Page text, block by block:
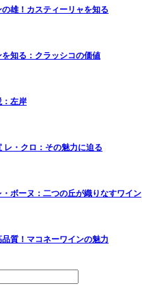
雄！カスティーリャを知る
知る：クラッシコの価値
：左岸
レ・クロ：その魅力に迫る
ボーヌ：二つの丘が織りなすワイン
質！マコネーワインの魅力